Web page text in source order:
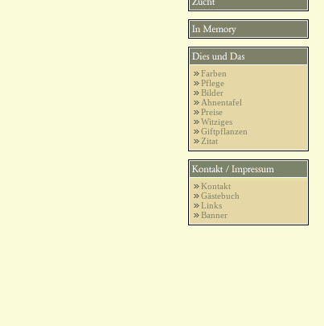
Farben
Pflege
Bilder
Ahnentafel
Preise
Witziges
Giftpflanzen
Zitat
Kontakt
Gästebuch
Links
Banner